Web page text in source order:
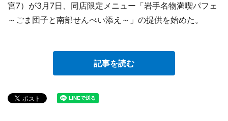
宮7）が3月7日、同店限定メニュー「岩手名物満喫パフェ
～ごま団子と南部せんべい添え～」の提供を始めた。
記事を読む